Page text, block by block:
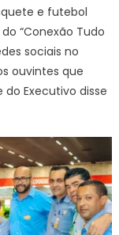
e futebol
“Conexão Tudo
sociais no
ouvintes que
Executivo disse